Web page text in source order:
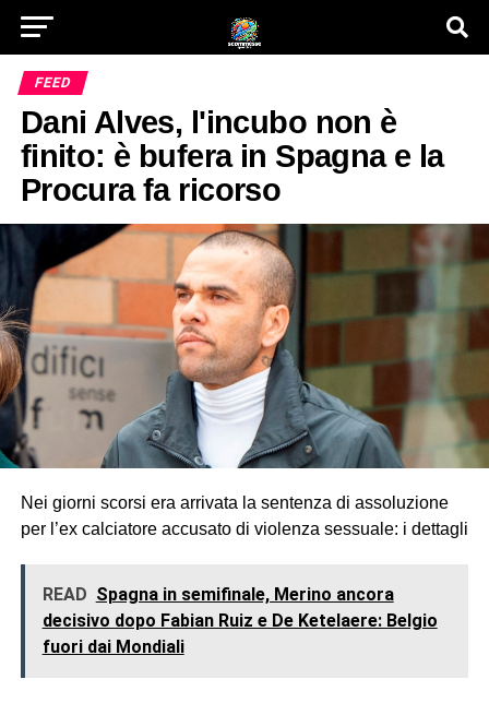
FEED
Dani Alves, l'incubo non è
finito: è bufera in Spagna e la
Procura fa ricorso
Nei giorni scorsi era arrivata la sentenza di assoluzione
per l’ex calciatore accusato di violenza sessuale: i dettagli
READ Spagna in semifinale, Merino ancora
decisivo dopo Fabian Ruiz e De Ketelaere: Belgio
fuori dai Mondiali